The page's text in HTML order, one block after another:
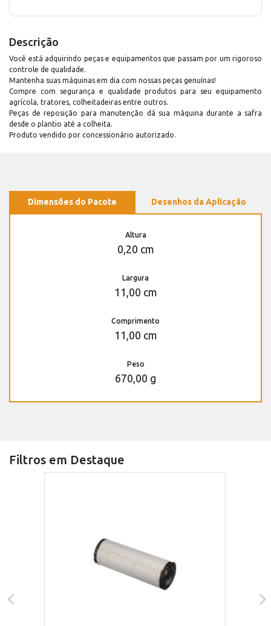
Descrição
Você está adquirindo peças e equipamentos que passam por um rigoroso
controle de qualidade.
Mantenha suas máquinas em dia com nossas peças genuínas!
Compre com segurança e qualidade produtos para seu equipamento
agrícola, tratores, colheitadeiras entre outros.
Peças de reposição para manutenção dá sua máquina durante a safra
desde o plantio até a colheita.
Produto vendido por concessionário autorizado.
Dimensões do Pacote Desenhos da Aplicação
Altura
0,20 cm
Largura
11,00 cm
Comprimento
11,00 cm
Peso
670,00 g
Filtros em Destaque